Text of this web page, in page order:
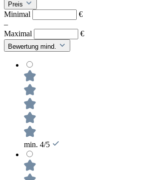
Preis
Minimal
€
–
Maximal
€
Bewertung mind.
min. 4/5